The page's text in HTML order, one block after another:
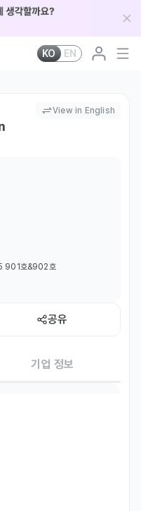
KO EN
View in English
901호&902호
공유
기업 정보